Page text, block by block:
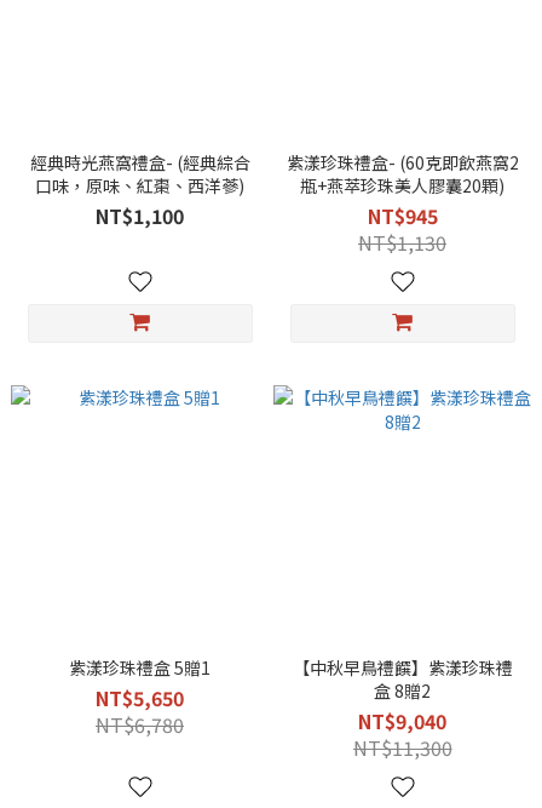
經典時光燕窩禮盒- (經典綜合
口味，原味、紅棗、西洋蔘)
NT$1,100
紫漾珍珠禮盒- (60克即飲燕窩2
瓶+燕萃珍珠美人膠囊20顆)
NT$945
NT$1,130
紫漾珍珠禮盒 5贈1
NT$5,650
NT$6,780
【中秋早鳥禮饌】紫漾珍珠禮
盒 8贈2
NT$9,040
NT$11,300